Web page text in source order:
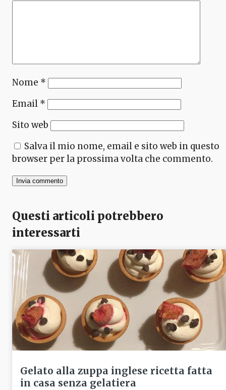
Nome *
Email *
Sito web
Salva il mio nome, email e sito web in questo
browser per la prossima volta che commento.
Questi articoli potrebbero
interessarti
Gelato alla zuppa inglese ricetta fatta
in casa senza gelatiera